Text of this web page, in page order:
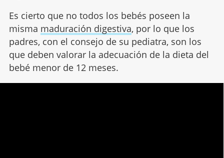
Es cierto que no todos los bebés poseen la
misma maduración digestiva, por lo que los
padres, con el consejo de su pediatra, son los
que deben valorar la adecuación de la dieta del
bebé menor de 12 meses.